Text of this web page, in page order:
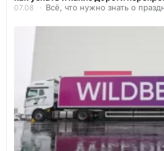
07.08 Всё, что нужно знать о